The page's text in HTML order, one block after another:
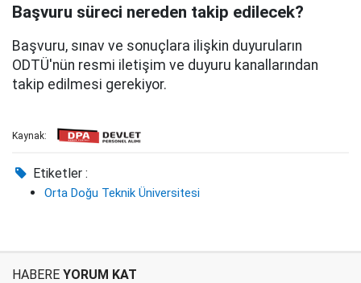
Başvuru süreci nereden takip edilecek?
Başvuru, sınav ve sonuçlara ilişkin duyuruların
ODTÜ'nün resmi iletişim ve duyuru kanallarından
takip edilmesi gerekiyor.
Kaynak:
Etiketler :
Orta Doğu Teknik Üniversitesi
HABERE YORUM KAT